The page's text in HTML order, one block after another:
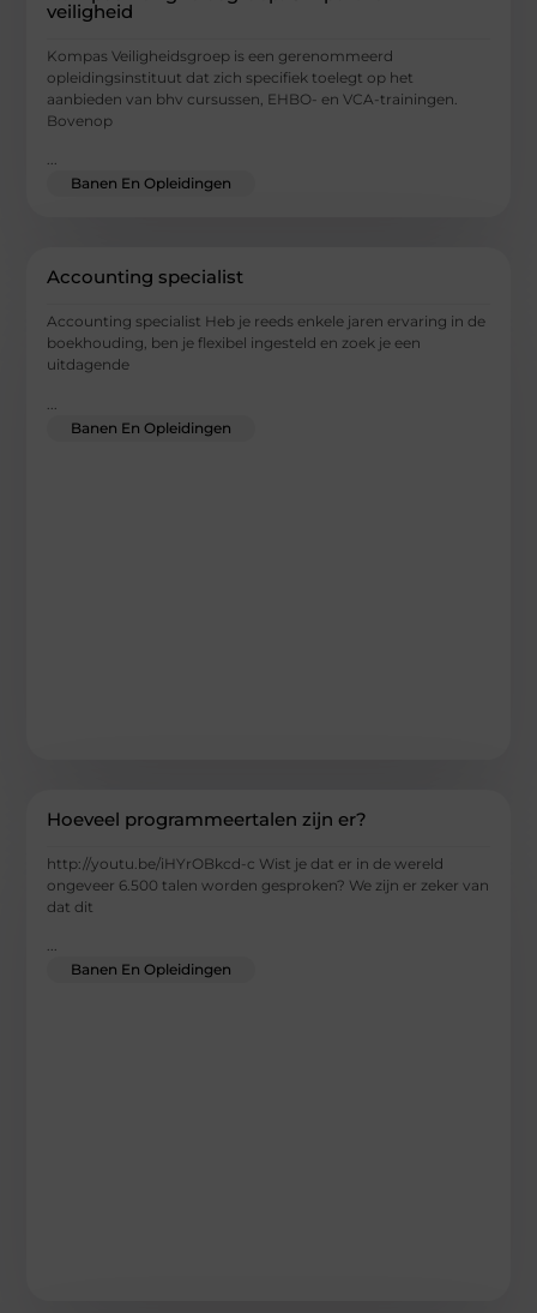
veiligheid
Kompas Veiligheidsgroep is een gerenommeerd
opleidingsinstituut dat zich specifiek toelegt op het
aanbieden van bhv cursussen, EHBO- en VCA-trainingen.
Bovenop
...
Banen En Opleidingen
Accounting specialist
Accounting specialist Heb je reeds enkele jaren ervaring in de
boekhouding, ben je flexibel ingesteld en zoek je een
uitdagende
Banen En Opleidingen
Hoeveel programmeertalen zijn er?
http://youtu.be/iHYrOBkcd-c Wist je dat er in de wereld
ongeveer 6.500 talen worden gesproken? We zijn er zeker van
dat dit
Banen En Opleidingen